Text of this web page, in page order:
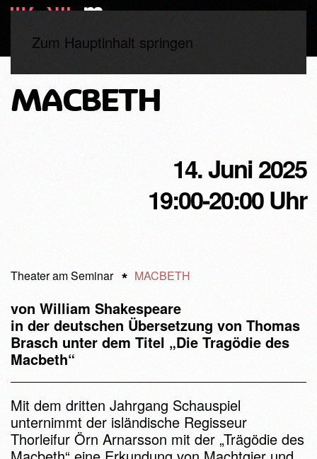
Zum Hauptinhalt springen
MACBETH
14. Juni 2025
19:00-20:00 Uhr
Theater am Seminar MACBETH
von William Shakespeare
in der deutschen Übersetzung von Thomas
Brasch unter dem Titel „Die Tragödie des
Macbeth“
Mit dem dritten Jahrgang Schauspiel
unternimmt der isländische Regisseur
Thorleifur Örn Arnarsson mit der „Trägödie des